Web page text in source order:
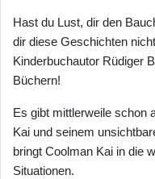
Hast du Lust, dir den
dir diese Geschichten
Kinderbuchautor Rüdiger
Büchern!
Es gibt mittlerweile schon
Kai und seinem
bringt Coolman Kai in die
Situationen.